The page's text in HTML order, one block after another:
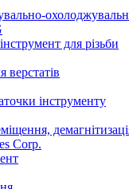
для різьби
верстатів
інструменту
Corp.